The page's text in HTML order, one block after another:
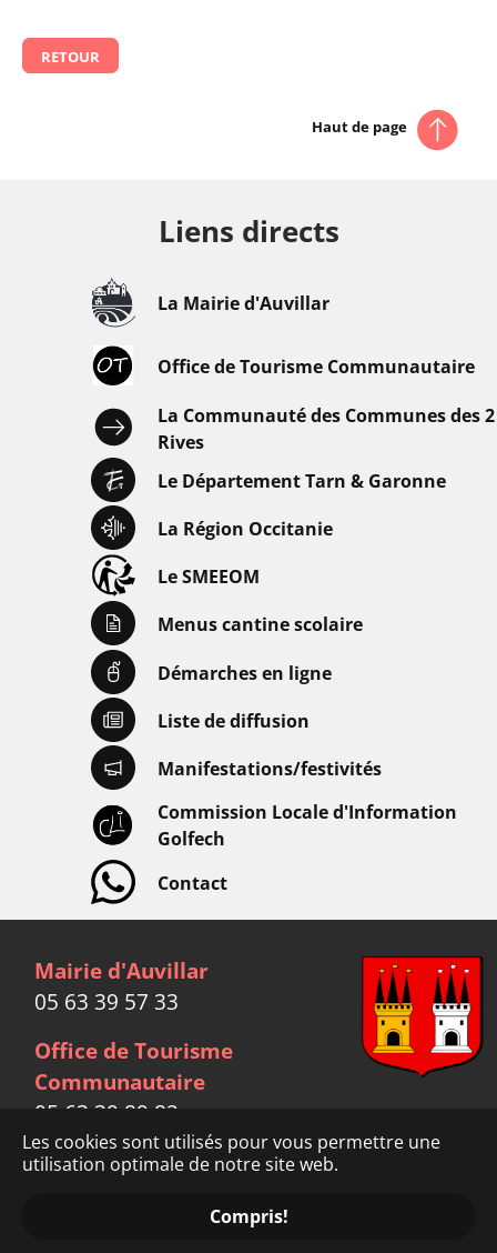
Les cookies sont utilisés pour vous permettre une
utilisation optimale de notre site web.
Compris!
RETOUR
Haut de page
Liens directs
La Mairie d'Auvillar
Office de Tourisme Communautaire
La Communauté des Communes des 2
Rives
Le Département Tarn & Garonne
La Région Occitanie
Le SMEEOM
Menus cantine scolaire
Démarches en ligne
Liste de diffusion
Manifestations/festivités
Commission Locale d'Information
Golfech
Contact
Mairie d'Auvillar
05 63 39 57 33
Office de Tourisme
Communautaire
05 63 39 89 82
Facebook
Mentions légales